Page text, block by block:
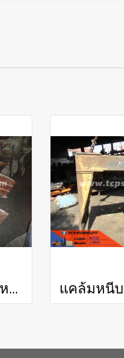
แคล้มหนีบแบนสำหรับรถยกขนาด 2.5ตัน / BALE CLAMP FOR 2.5 TON FORKLIFT